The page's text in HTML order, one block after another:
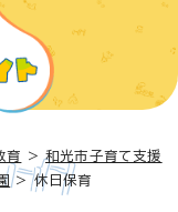
育 >和光市子育て支援
> 休日保育